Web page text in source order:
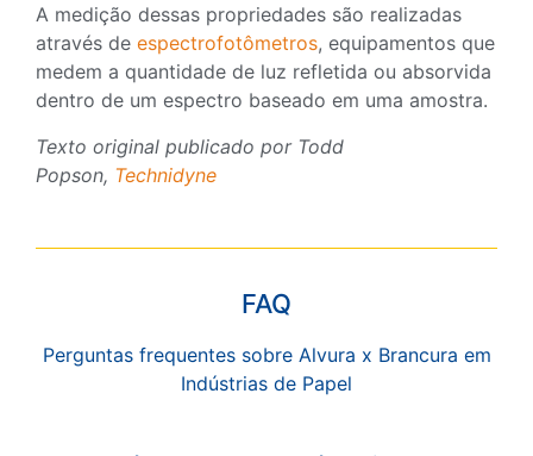
A medição dessas propriedades são realizadas
através de espectrofotômetros, equipamentos que
medem a quantidade de luz refletida ou absorvida
dentro de um espectro baseado em uma amostra.
Texto original publicado por Todd
Popson, Technidyne
FAQ
Perguntas frequentes sobre Alvura x Brancura em
Indústrias de Papel